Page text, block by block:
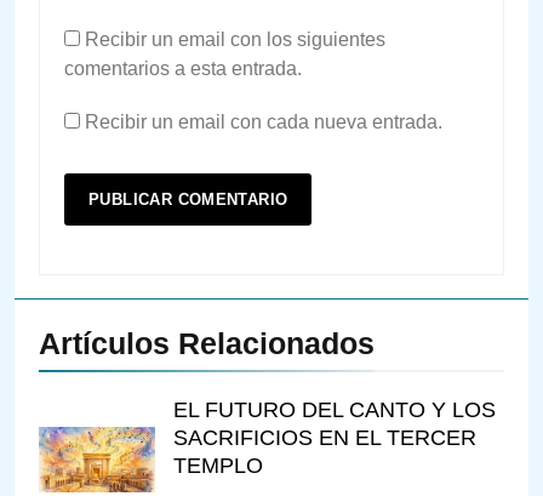
Recibir un email con los siguientes
comentarios a esta entrada.
Recibir un email con cada nueva entrada.
Artículos Relacionados
EL FUTURO DEL CANTO Y LOS
SACRIFICIOS EN EL TERCER
TEMPLO